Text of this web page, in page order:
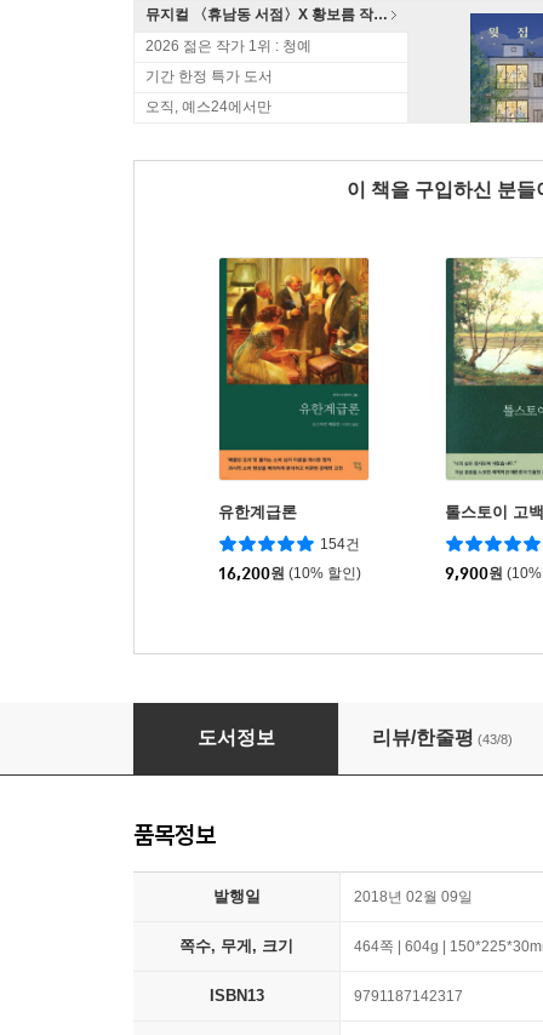
뮤지컬 〈휴남동 서점〉X 황보름 작가 북토크
2026 젊은 작가 1위 : 청예
기간 한정 특가 도서
오직, 예스24에서만
이 책을 구입하신 분
유한계급론
154건
16,200원 (10% 할인)
톨스토이 고
9,900원
로빈후드의 모험
도서정보 리뷰/한줄평 (43/8)
품목정보
발행일 2018년 02월 09일
쪽수, 무게, 크기 464쪽 | 604g |
ISBN13 9791187142317